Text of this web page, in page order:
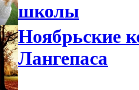
школы
Ноябрьские
Лангепаса